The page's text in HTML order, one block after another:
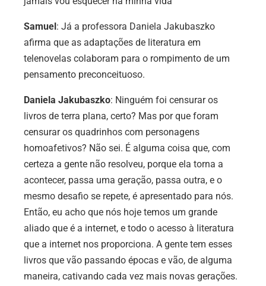
Samuel : Já a professora Daniela Jakubaszko
afirma que as adaptações de literatura em
telenovelas colaboram para o rompimento de um
pensamento preconceituoso.
Daniela Jakubaszko: Ninguém foi censurar os
livros de terra plana, certo? Mas por que foram
censurar os quadrinhos com personagens
homoafetivos? Não sei. É alguma coisa que, com
certeza a gente não resolveu, porque ela torna a
acontecer, passa uma geração, passa outra, e o
mesmo desafio se repete, é apresentado para nós.
Então, eu acho que nós hoje temos um grande
aliado que é a internet, e todo o acesso à literatura
que a internet nos proporciona. A gente tem esses
livros que vão passando épocas e vão, de alguma
maneira, cativando cada vez mais novas gerações.